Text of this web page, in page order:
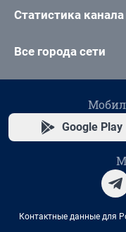
Статистика
Все города сети
Google Play
Контактные данные для